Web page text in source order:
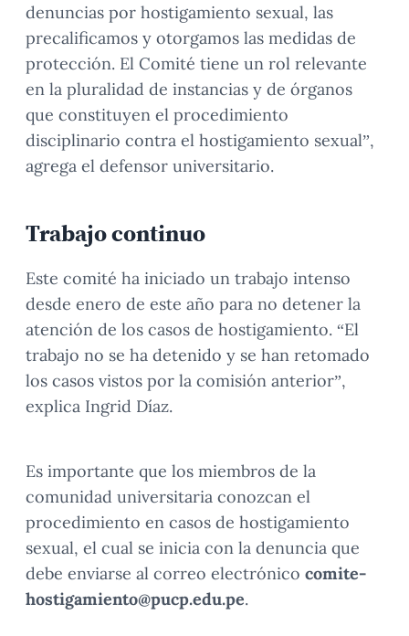
denuncias por hostigamiento sexual, las
precalificamos y otorgamos las medidas de
protección. El Comité tiene un rol relevante
en la pluralidad de instancias y de órganos
que constituyen el procedimiento
disciplinario contra el hostigamiento sexual”,
agrega el defensor universitario.
Trabajo continuo
Este comité ha iniciado un trabajo intenso
desde enero de este año para no detener la
atención de los casos de hostigamiento. “El
trabajo no se ha detenido y se han retomado
los casos vistos por la comisión anterior”,
explica Ingrid Díaz.
Es importante que los miembros de la
comunidad universitaria conozcan el
procedimiento en casos de hostigamiento
sexual, el cual se inicia con la denuncia que
debe enviarse al correo electrónico comite-
hostigamiento@pucp.edu.pe.